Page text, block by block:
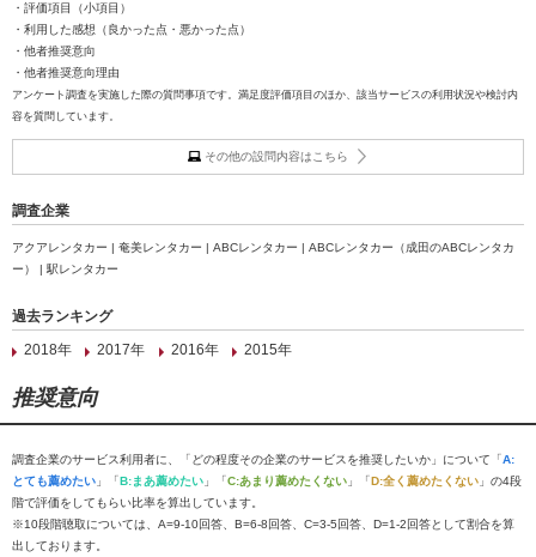
・評価項目（小項目）
・利用した感想（良かった点・悪かった点）
・他者推奨意向
・他者推奨意向理由
アンケート調査を実施した際の質問事項です。満足度評価項目のほか、該当サービスの利用状況や検討内
容を質問しています。
その他の設問内容はこちら
調査企業
アクアレンタカー | 奄美レンタカー | ABCレンタカー | ABCレンタカー（成田のABCレンタカ
ー） | 駅レンタカー
過去ランキング
2018年
2017年 2016年 2015年
推奨意向
調査企業のサービス利用者に、「どの程度その企業のサービスを推奨したいか」について「A:
とても薦めたい 」「B:まあ薦めたい 」「C:あまり薦めたくない 」「D:全く薦めたくない 」の4段
階で評価をしてもらい比率を算出しています。
※10段階聴取については、A=9-10回答、B=6-8回答、C=3-5回答、D=1-2回答として割合を算
出しております。